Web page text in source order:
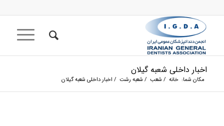
اخبار داخلی شعبه گیلان
مکان شما: خانه / شعب / شعبه رشت / اخبار داخلی شعبه گیلان